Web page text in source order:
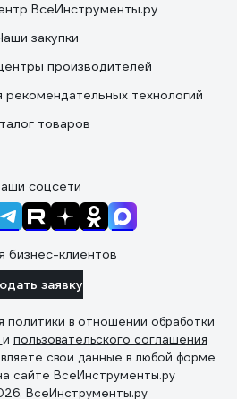
ВсеИнструменты.ру
закупки
производителей
технологий
товаров
соцсети
бизнес-клиентов
заявку
политики в отношении обработки
и пользовательского соглашения
свои данные в любой форме
сайте ВсеИнструменты.ру
ВсеИнструменты.ру